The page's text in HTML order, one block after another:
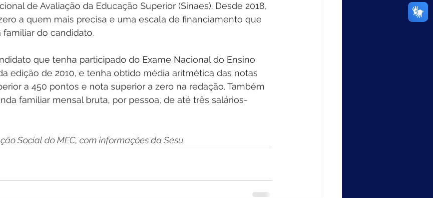
de Avaliação da Educação Superior (Sinaes). Desde 2018,
a quem mais precisa e uma escala de financiamento que
do candidato.
que tenha participado do Exame Nacional do Ensino
edição de 2010, e tenha obtido média aritmética das notas
a 450 pontos e nota superior a zero na redação. Também
familiar mensal bruta, por pessoa, de até três salários-
Social do MEC, com informações da Sesu